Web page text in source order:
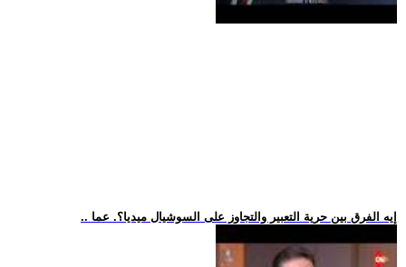
.. إيه الفرق بين حرية التعبير والتجاوز على السوشيال ميديا؟. عما